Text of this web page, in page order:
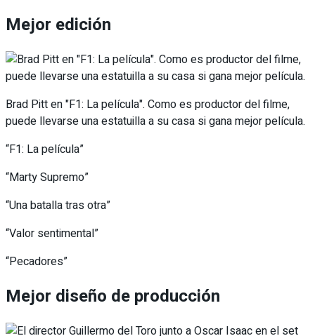
Mejor edición
Brad Pitt en "F1: La película". Como es productor del filme,
puede llevarse una estatuilla a su casa si gana mejor película.
“F1: La película”
“Marty Supremo”
“Una batalla tras otra”
“Valor sentimental”
“Pecadores”
Mejor diseño de producción